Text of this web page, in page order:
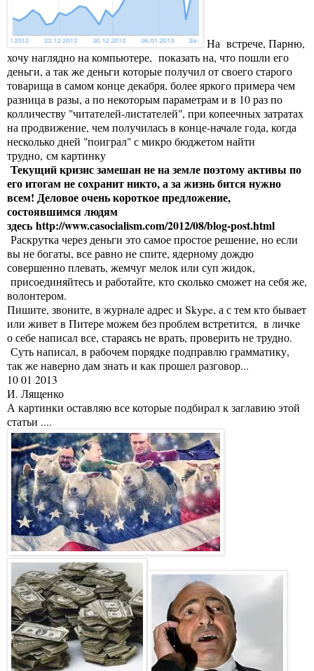
На встрече, Парню,
хочу наглядно на компьютере, показать на, что пошли его
деньги, а так же деньги которые получил от своего старого
товарища в самом конце декабря, более яркого примера чем
разница в разы, а по некоторым параметрам и в 10 раз по
колличеству "читателей-листателей", при копеечных затратах
на продвижение, чем получилась в конце-начале года, когда
несколько дней "поиграл" с микро бюджетом найти
трудно, см картинку
Текущий кризис замешан не на земле поэтому активы по
его итогам не сохранит никто, а за жизнь бится нужно
всем! Деловое очень короткое предложение,
состоявшимся людям
здесь http://www.casocialism.com/2012/08/blog-post.html
Раскрутка через деньги это самое простое решение, но если
вы не богаты, все равно не спите, ядерному дождю
совершенно плевать, жемчуг мелок или суп жидок,
присоединяйтесь и работайте, кто сколько сможет на себя же,
волонтером.
Пишите, звоните, в журнале адрес и Skype, а с тем кто бывает
или живет в Питере можем без проблем встретится, в личке
о себе написал все, стараясь не врать, проверить не трудно.
Суть написал, в рабочем порядке подправлю грамматику,
так же наверно дам знать и как прошел разговор...
10 01 2013
И. Лященко
А картинки оставляю все которые подбирал к заглавию этой
статьи ....